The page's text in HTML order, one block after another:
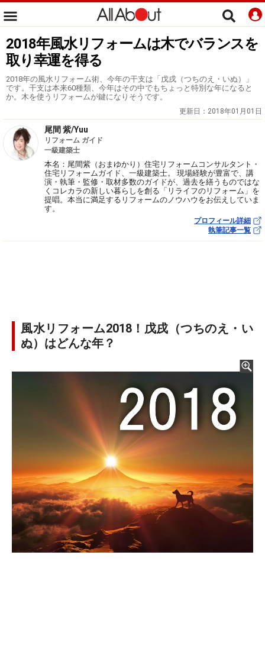
2018年風水リフォームは木でバランスを
取り幸運を得る
2018年の風水リフォーム術、今年の干支は「戊戌（つちのえ・いぬ）」
です。干支は本来60種類、今年はその中でもちょっと特別な年になると
か。木を使うリフォームが鍵になりそうです。
更新日： 2018年01月01日
尾間 紫/Yuu
リフォーム ガイド
一級建築士
本名：尾間紫（おまゆかり）住宅リフォームコンサルタント・
住宅リフォームガイド、一級建築士。 現場経験が豊富で、講
演・執筆・監修・取材多数のガイドが、過去を繕うものではな
くコレカラの新しい暮らしを創る「リライフのリフォーム」を
提唱。本当に満足するリフォームのノウハウをお伝えしていま
す。
プロフィール詳細
執筆記事一覧
風水リフォーム2018！戊戌（つちのえ・い
ぬ）はどんな年？